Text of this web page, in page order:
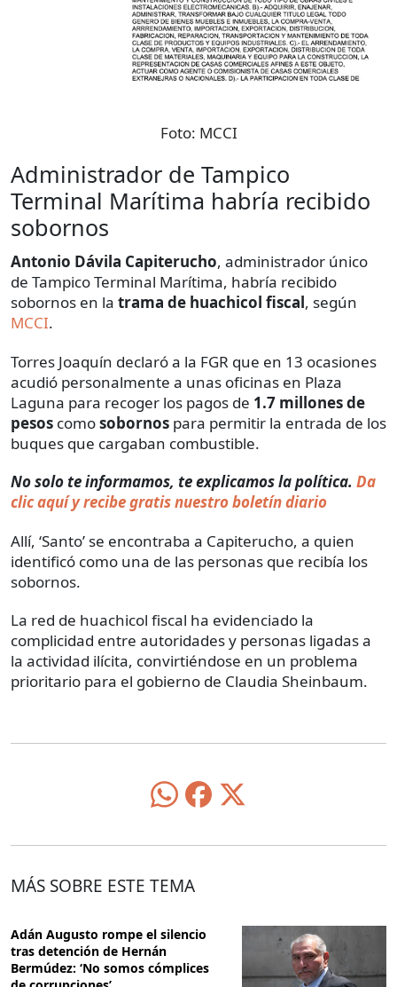
Foto: MCCI
Administrador de Tampico
Terminal Marítima habría recibido
sobornos
Antonio Dávila Capiterucho, administrador único
de Tampico Terminal Marítima, habría recibido
sobornos en la trama de huachicol fiscal, según
MCCI.
Torres Joaquín declaró a la FGR que en 13 ocasiones
acudió personalmente a unas oficinas en Plaza
Laguna para recoger los pagos de 1.7 millones de
pesos comosobornos para permitir la entrada de los
buques que cargaban combustible.
No solo te informamos, te explicamos la política. Da
clic aquí y recibe gratis nuestro boletín diario
Allí, ‘Santo’ se encontraba a Capiterucho, a quien
identificó como una de las personas que recibía los
sobornos.
La red de huachicol fiscal ha evidenciado la
complicidad entre autoridades y personas ligadas a
la actividad ilícita, convirtiéndose en un problema
prioritario para el gobierno de Claudia Sheinbaum.
MÁS SOBRE ESTE TEMA
Adán Augusto rompe el silencio
tras detención de Hernán
Bermúdez: ‘No somos cómplices